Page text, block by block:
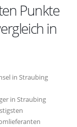
Punkte
in
in Straubing
in Straubing